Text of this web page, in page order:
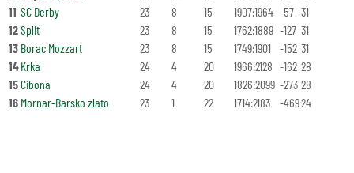
11 SC Derby 23 8 15 1907:1964 -57 31
12Split 23 8 15 1762:1889 -127 31
13 Borac Mozzart 23 8 15 1749:1901 -152 31
14Krka 24 4 20 1966:2128 -162 28
15Cibona 24 4 20 1826:2099 -273 28
16 Mornar-Barsko zlato 23 1 22 1714:2183 -46924